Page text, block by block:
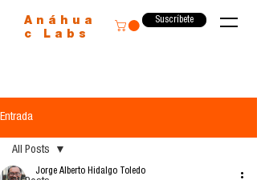
Anáhua
c Labs
Suscríbete
Entrada
All Posts
Jorge Alberto Hidalgo Toledo